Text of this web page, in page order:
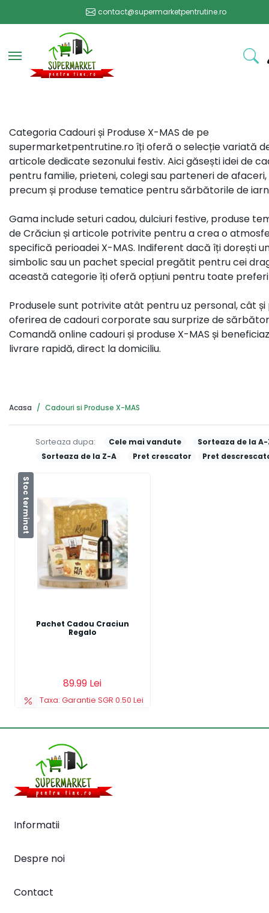
contact@supermarketpentrutine.ro
Toggle navigation
Categoria Cadouri și Produse X-MAS de pe
supermarketpentrutine.ro îți oferă o selecție variată
articole dedicate sezonului festiv. Aici găsești idei de
pentru familie, prieteni, colegi sau parteneri de afaceri,
precum și produse tematice pentru sărbătorile de
Gama include seturi cadou, dulciuri festive, produse
de Crăciun și articole potrivite pentru a crea o
specifică perioadei X-MAS. Indiferent dacă îți dorești
simbolic sau un pachet special pregătit pentru cei
această categorie îți oferă opțiuni pentru toate
Produsele sunt potrivite atât pentru uz personal, cât
oferirea de cadouri corporate sau surprize de
Comandă online cadouri și produse X-MAS și
livrare rapidă, direct la domiciliu.
Acasa Cadouri si Produse X-MAS
Sorteaza dupa: Cele mai vandute
Sorteaza de la A-
Sorteaza de la Z-A
Pret crescator Pret
Stoc terminat
Pachet Cadou Craciun
Regalo
89.99 Lei
Taxa: Garantie SGR 0.50 Lei
Informatii
Despre noi
Contact